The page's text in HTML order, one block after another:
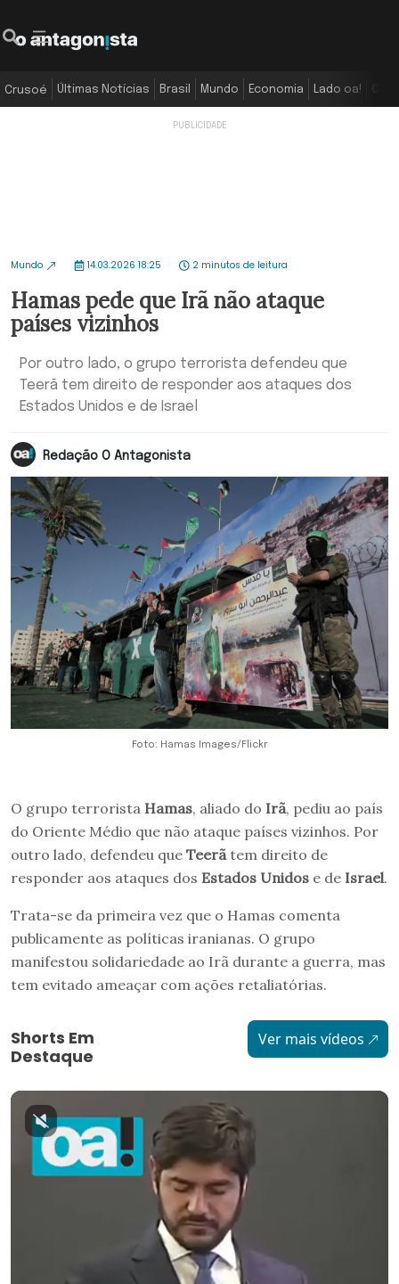
Crusoé Últimas Notícias Brasil Mundo Economia Lado oa!
Mundo 14.03.2026 18:25 2 minutos de leitura
Hamas pede que Irã não ataque
países vizinhos
Por outro lado, o grupo terrorista defendeu que
Teerã tem direito de responder aos ataques dos
Estados Unidos e de Israel
Redação O Antagonista
Foto: Hamas Images/Flickr
O grupo terrorista Hamas, aliado do Irã, pediu ao país
do Oriente Médio que não ataque países vizinhos. Por
outro lado, defendeu que Teerã tem direito de
responder aos ataques dos Estados Unidos e de Israel.
Trata-se da primeira vez que o Hamas comenta
publicamente as políticas iranianas. O grupo
manifestou solidariedade ao Irã durante a guerra, mas
tem evitado ameaçar com ações retaliatórias.
Shorts Em
Destaque
Ver mais vídeos